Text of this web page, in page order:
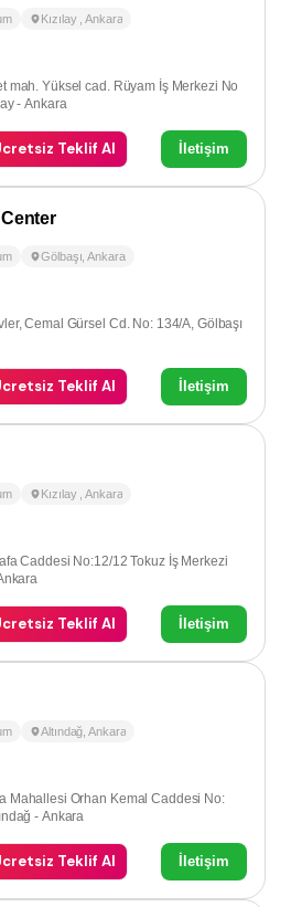
Kızılay ,Ankara
mah. Yüksel cad. Rüyam İş Merkezi No
- Ankara
Teklif Al İletişim
Gölbaşı ,Ankara
Cemal Gürsel Cd. No: 134/A, Gölbaşı
Teklif Al İletişim
Kızılay ,Ankara
Caddesi No:12/12 Tokuz İş Merkezi
Teklif Al İletişim
Altındağ ,Ankara
Mahallesi Orhan Kemal Caddesi No:
- Ankara
Teklif Al İletişim